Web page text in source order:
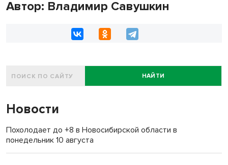
Автор: Владимир Савушкин
НАЙТИ
Новости
Похолодает до +8 в Новосибирской области в
понедельник 10 августа